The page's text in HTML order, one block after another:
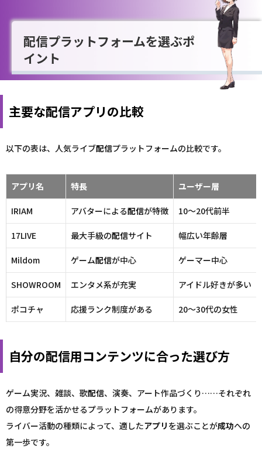
配信プラットフォームを選ぶポ
イント
主要な配信アプリの比較
以下の表は、人気ライブ配信プラットフォームの比較です。
アプリ名 特長 ユーザー層
IRIAM アバターによる配信が特徴 10～20代前半
17LIVE 最大手級の配信サイト 幅広い年齢層
Mildom ゲーム配信が中心 ゲーマー中心
SHOWROOM エンタメ系が充実 アイドル好きが多い
ポコチャ 応援ランク制度がある 20～30代の女性
自分の配信用コンテンツに合った選び方
ゲーム実況、雑談、歌配信、演奏、アート作品づくり……それぞれ
の得意分野を活かせるプラットフォームがあります。
ライバー活動の種類によって、適したアプリ を選ぶことが成功への
第一歩です。